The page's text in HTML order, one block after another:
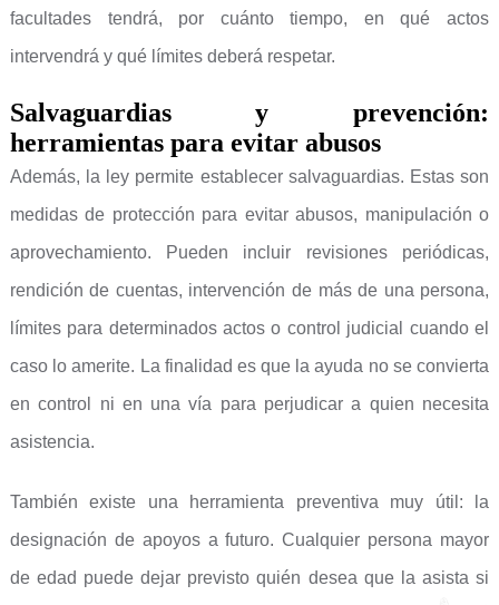
facultades tendrá, por cuánto tiempo, en qué actos
intervendrá y qué límites deberá respetar.
Salvaguardias y prevención:
herramientas para evitar abusos
Además, la ley permite establecer salvaguardias. Estas son
medidas de protección para evitar abusos, manipulación o
aprovechamiento. Pueden incluir revisiones periódicas,
rendición de cuentas, intervención de más de una persona,
límites para determinados actos o control judicial cuando el
caso lo amerite. La finalidad es que la ayuda no se convierta
en control ni en una vía para perjudicar a quien necesita
asistencia.
También existe una herramienta preventiva muy útil: la
designación de apoyos a futuro. Cualquier persona mayor
de edad puede dejar previsto quién desea que la asista si